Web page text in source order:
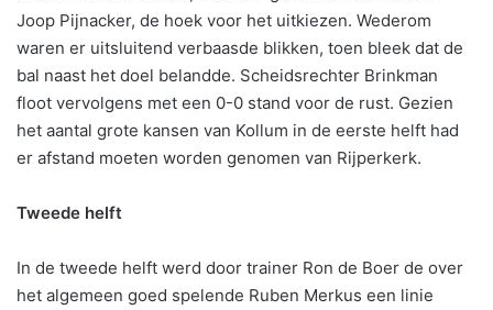
Joop Pijnacker, de hoek voor het uitkiezen. Wederom
waren er uitsluitend verbaasde blikken, toen bleek dat de
bal naast het doel belandde. Scheidsrechter Brinkman
floot vervolgens met een 0-0 stand voor de rust. Gezien
het aantal grote kansen van Kollum in de eerste helft had
er afstand moeten worden genomen van Rijperkerk.
Tweede helft
In de tweede helft werd door trainer Ron de Boer de over
het algemeen goed spelende Ruben Merkus een linie